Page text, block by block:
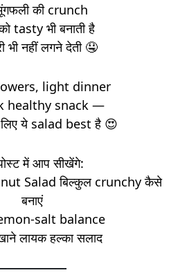
की crunch
tasty भी बनाती है
भी नहीं लगने देती 🤤
light dinner
healthy snack —
ये salad best है 😍
में आप सीखेंगे:
Salad बिल्कुल crunchy कैसे
बनाएं
salt balance
लायक हल्का सलाद